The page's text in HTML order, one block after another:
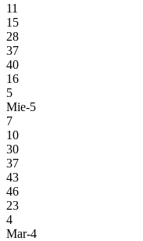
11
15
28
37
40
16
5
Mie-5
7
10
30
37
43
46
23
4
Mar-4